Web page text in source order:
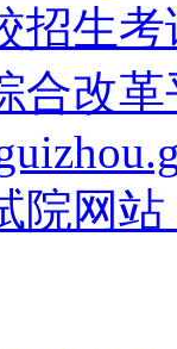
招生
合改革
院网